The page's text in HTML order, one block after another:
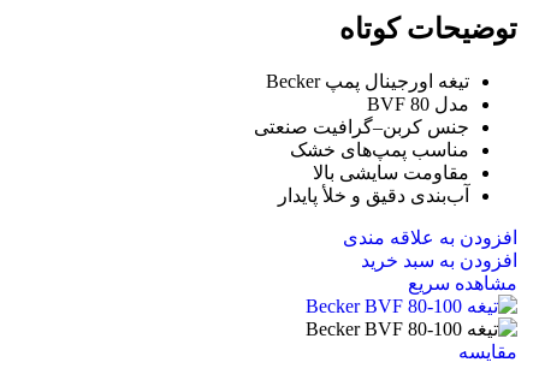
توضیحات کوتاه
تیغه اورجینال پمپ Becker
مدل BVF 80
جنس کربن–گرافیت صنعتی
مناسب پمپ‌های خشک
مقاومت سایشی بالا
آب‌بندی دقیق و خلأ پایدار
افزودن به علاقه مندی
افزودن به سبد خرید
مشاهده سریع
مقایسه